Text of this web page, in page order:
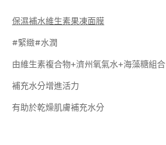
保濕補水維生素果凍面膜
#緊緻#水潤
由維生素複合物+濟州氧氣水+海藻糖組合
補充水分增進活力
有助於乾燥肌膚補充水分